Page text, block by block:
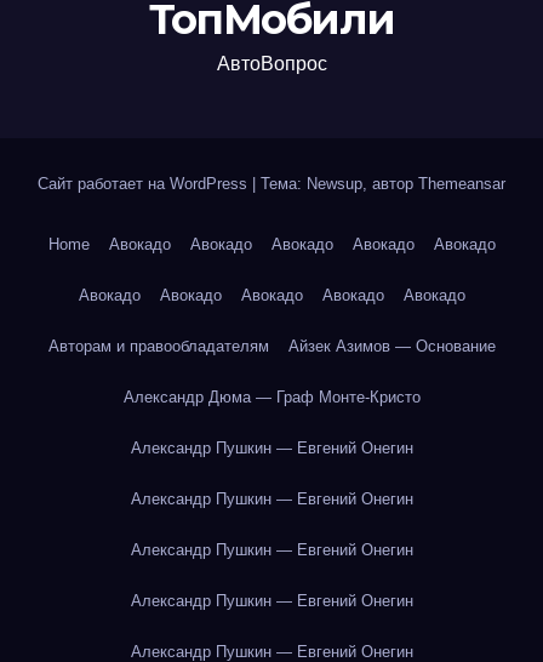
ТопМобили
АвтоВопрос
Сайт работает на WordPress Тема: Newsup, автор Themeansar
Home Авокадо Авокадо Авокадо Авокадо Авокадо
Авокадо Авокадо Авокадо Авокадо Авокадо
Авторам и правообладателям Айзек Азимов — Основание
Александр Дюма — Граф Монте-Кристо
Александр Пушкин — Евгений Онегин
Александр Пушкин — Евгений Онегин
Александр Пушкин — Евгений Онегин
Александр Пушкин — Евгений Онегин
Александр Пушкин — Евгений Онегин